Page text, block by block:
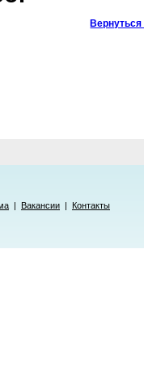
| Вакансии | Контакты